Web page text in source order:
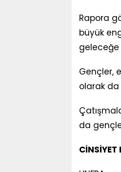
Rapora
büyük
geleceğe
Gençler,
olarak da
da
CİNSİYET